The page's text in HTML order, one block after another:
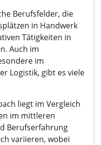
Berufsfelder, die
in Handwerk
Tätigkeiten in
Auch im
im
Logistik, gibt es viele
liegt im Vergleich
im mittleren
Berufserfahrung
variieren, wobei